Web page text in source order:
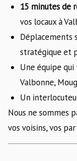
15 minutes de
vos locaux à
Déplacements
stratégique et
Une équipe
Valbonne,
Un
Nous ne sommes
vos voisins, vos